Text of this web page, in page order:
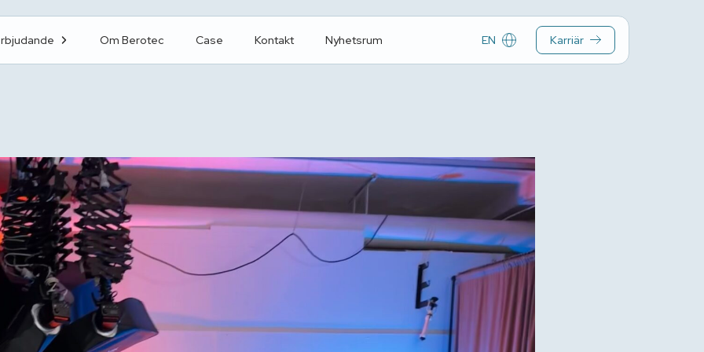
EN Karriär
Om Berotec Case Kontakt Nyhetsrum